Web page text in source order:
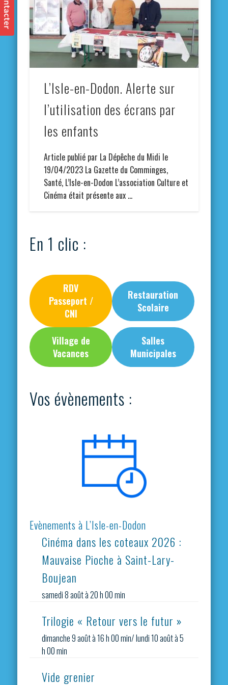
L’Isle-en-Dodon. Alerte sur
l’utilisation des écrans par
les enfants
Article publié par La Dépêche du Midi le
19/04/2023 La Gazette du Comminges,
Santé, L’Isle-en-Dodon L’association Culture et
Cinéma était présente aux …
En 1 clic :
RDV
Passeport /
CNI
Restauration
Scolaire
Village de
Vacances
Salles
Municipales
Vos évènements :
Evènements à L’Isle-en-Dodon
Cinéma dans les coteaux 2026 :
Mauvaise Pioche à Saint-Lary-
Boujean
samedi 8 août à 20 h 00 min
Trilogie « Retour vers le futur »
dimanche 9 août à 16 h 00 min/lundi 10 août à 5
h 00 min
Vide grenier